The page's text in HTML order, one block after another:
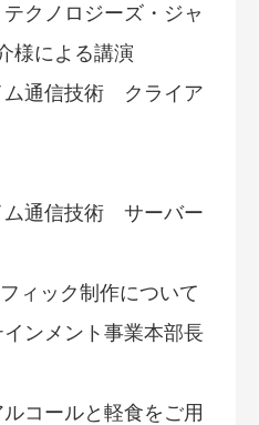
クノロジーズ・ジャ
様による講演
通信技術 クライア
通信技術 サーバー
ィック制作について
ンメント事業本部長
コールと軽食をご用